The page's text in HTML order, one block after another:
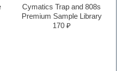
Cymatics Trap and 808s
Premium Sample Library
170 ₽